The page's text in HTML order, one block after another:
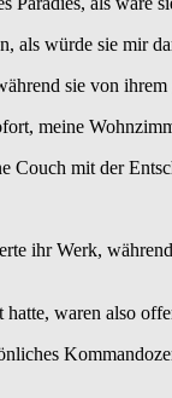
würde sie mir
sie von
meine
mit der
ihr Werk,
hatte, waren also